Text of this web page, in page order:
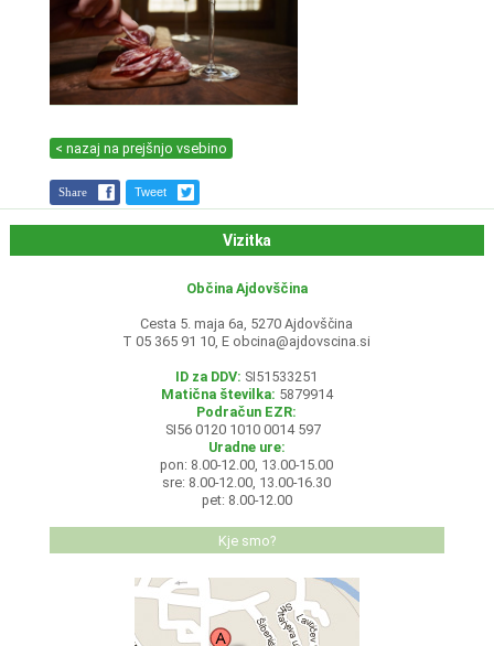
< nazaj na prejšnjo vsebino
Share Tweet
Vizitka
Občina Ajdovščina
Cesta 5. maja 6a, 5270 Ajdovščina
T 05 365 91 10, E obcina@ajdovscina.si
ID za DDV: SI51533251
Matična številka: 5879914
Podračun EZR:
SI56 0120 1010 0014 597
Uradne ure:
pon: 8.00-12.00, 13.00-15.00
sre: 8.00-12.00, 13.00-16.30
pet: 8.00-12.00
Kje smo?